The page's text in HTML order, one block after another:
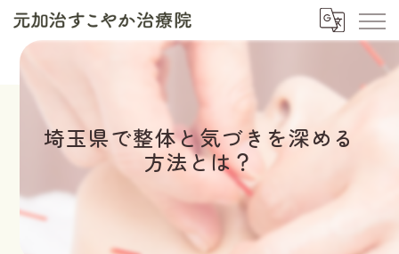
埼玉県で整体と気づきを深める
方法とは？